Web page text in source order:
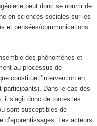
peut donc se nourrir de
en sciences sociales sur les
et pensées/communications
des phénomènes et
au processus de
constitue l’intervention en
participants). Dans le cas des
il s’agit donc de toutes les
sont susceptibles de
d’apprentissages. Les acteurs